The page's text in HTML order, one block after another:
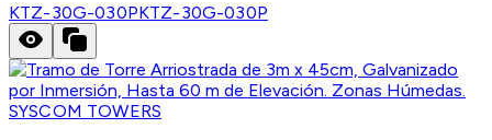
KTZ-30G-030PKTZ-30G-030P
SYSCOM TOWERS